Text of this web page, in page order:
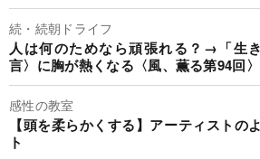
続・続朝ドライフ
人は何のためなら頑張れる？→「生
言〉に胸が熱くなる〈風、薫る第94回〉
感性の教室
【頭を柔らかくする】アーティストの
ト